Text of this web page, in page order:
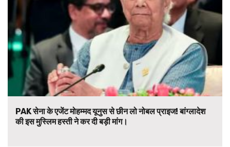
PAK सेना के एजेंट मोहम्मद यूनुस से छीन लो नोबल प्राइज! बांग्लादेश
की इस मुस्लिम हस्ती ने कर दी बड़ी मांग।